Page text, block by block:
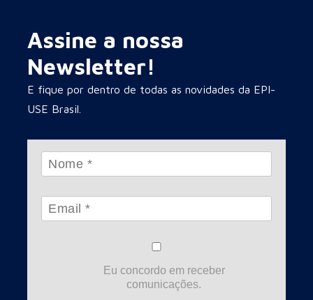
Assine a nossa
Newsletter!
E fique por dentro de todas as novidades da EPI-
USE Brasil.
Eu concordo em receber
comunicações.